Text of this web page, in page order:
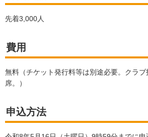
先着3,000人
費用
無料（チケット発行料等は別途必要。クラ
席。）
申込方法